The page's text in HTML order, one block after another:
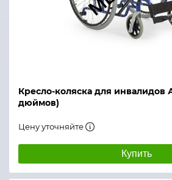
Кресло-коляска для инвалидов
дюймов)
Цену уточняйте
Купить